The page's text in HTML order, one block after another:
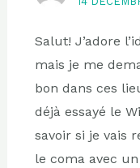
Salut! J’adore
mais je me
bon dans ces
déjà essayé le
savoir si je vais
le coma avec